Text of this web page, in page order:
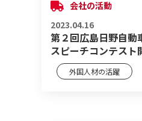
会社の活動
2023.04.16
第２回広島日野自動
スピーチコンテスト
外国人材の活躍